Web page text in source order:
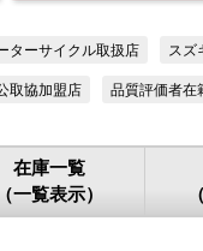
ターサイクル取扱店 スズ
取協加盟店 品質評価者在
在庫一覧
（一覧表示）